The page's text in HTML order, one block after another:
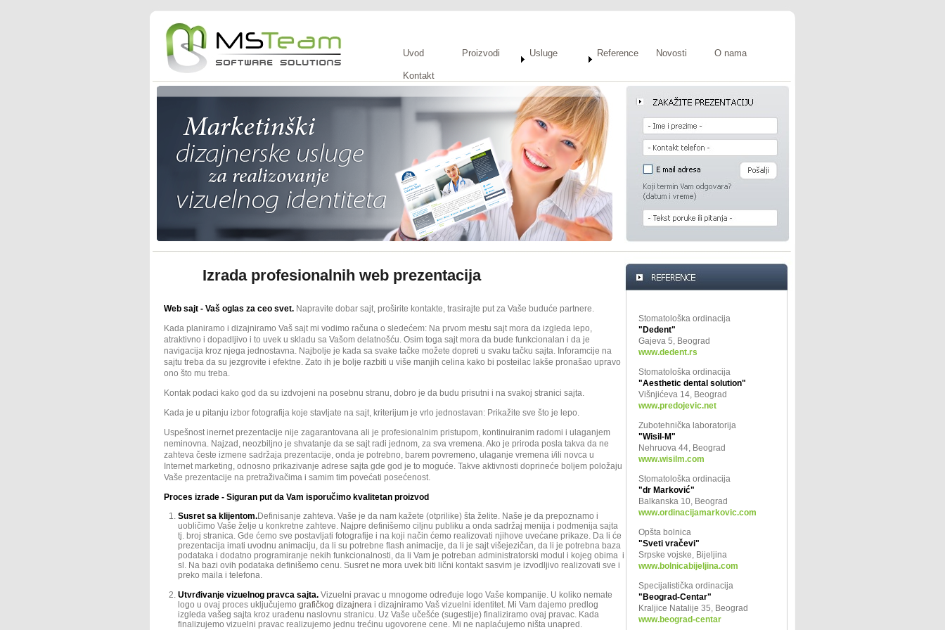
Uvod Proizvodi Usluge Reference Novosti O nama
Kontakt
Izrada profesionalnih web prezentacija
Web sajt - Vaš oglas za ceo svet. Napravite dobar sajt, proširite kontakte, trasirajte put za Vaše buduće partnere.
Kada planiramo i dizajniramo Vaš sajt mi vodimo računa o sledećem: Na prvom mestu sajt mora da izgleda lepo,
atraktivno i dopadljivo i to uvek u skladu sa Vašom delatnošću. Osim toga sajt mora da bude funkcionalan i da je
navigacija kroz njega jednostavna. Najbolje je kada sa svake tačke možete dopreti u svaku tačku sajta. Inforamcije na
sajtu treba da su jezgrovite i efektne. Zato ih je bolje razbiti u više manjih celina kako bi posteilac lakše pronašao upravo
ono što mu treba.
Kontak podaci kako god da su izdvojeni na posebnu stranu, dobro je da budu prisutni i na svakoj stranici sajta.
Kada je u pitanju izbor fotografija koje stavljate na sajt, kriterijum je vrlo jednostavan: Prikažite sve što je lepo.
Uspešnost inernet prezentacije nije zagarantovana ali je profesionalnim pristupom, kontinuiranim radomi i ulaganjem
neminovna. Najzad, neozbiljno je shvatanje da se sajt radi jednom, za sva vremena. Ako je priroda posla takva da ne
zahteva česte izmene sadržaja prezentacije, onda je potrebno, barem povremeno, ulaganje vremena i/ili novca u
Internet marketing, odnosno prikazivanje adrese sajta gde god je to moguće. Takve aktivnosti doprineće boljem položaju
Vaše prezentacije na pretraživačima i samim tim povećati posećenost.
Proces izrade - Siguran put da Vam isporučimo kvalitetan proizvod
Susret sa klijentom.Definisanje zahteva. Vaše je da nam kažete (otprilike) šta želite. Naše je da prepoznamo i
uobličimo Vaše želje u konkretne zahteve. Najpre definišemo ciljnu publiku a onda sadržaj menija i podmenija sajta
tj. broj stranica. Gde ćemo sve postavljati fotografije i na koji način ćemo realizovati njihove uvećane prikaze. Da li će
prezentacija imati uvodnu animaciju, da li su potrebne flash animacije, da li je sajt višejezičan, da li je potrebna baza
podataka i dodatno programiranje nekih funkcionalnosti, da li Vam je potreban administratorski modul i kojeg obima i
sl. Na bazi ovih podataka definišemo cenu. Susret ne mora uvek biti lični kontakt sasvim je izvodljivo realizovati sve i
preko maila i telefona.
Utvrđivanje vizuelnog pravca sajta. Vizuelni pravac u mnogome određuje logo Vaše kompanije. U koliko nemate
logo u ovaj proces uključujemo grafičkog dizajnera i dizajniramo Vaš vizuelni identitet. Mi Vam dajemo predlog
izgleda vašeg sajta kroz urađenu naslovnu stranicu. Uz Vaše učešće (sugestije) finaliziramo ovaj pravac. Kada
finalizujemo vizuelni pravac realizujemo jednu trećinu ugovorene cene. Mi ne naplaćujemo ništa unapred.
Stomatološka ordinacija
"Dedent"
Gajeva 5, Beograd
www.dedent.rs
Stomatološka ordinacija
"Aesthetic dental solution"
Višnjićeva 14, Beograd
www.predojevic.net
Zubotehnička laboratorija
"Wisil-M"
Nehruova 44, Beograd
www.wisilm.com
Stomatološka ordinacija
"dr Marković"
Balkanska 10, Beograd
www.ordinacijamarkovic.com
Opšta bolnica
"Sveti vračevi"
Srpske vojske, Bijeljina
www.bolnicabijeljina.com
Specijalistička ordinacija
"Beograd-Centar"
Kraljice Natalije 35, Beograd
www.beograd-centar